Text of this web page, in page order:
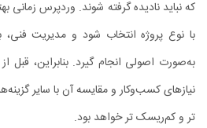
که نباید نادیده گرفته شوند. وردپرس زمانی
با نوع پروژه انتخاب شود و مدیریت فنی،
به‌صورت اصولی انجام گیرد. بنابراین، قبل
نیازهای کسب‌وکار و مقایسه آن با سایر
تر و کم‌ریسک‌ تر خواهد بود.